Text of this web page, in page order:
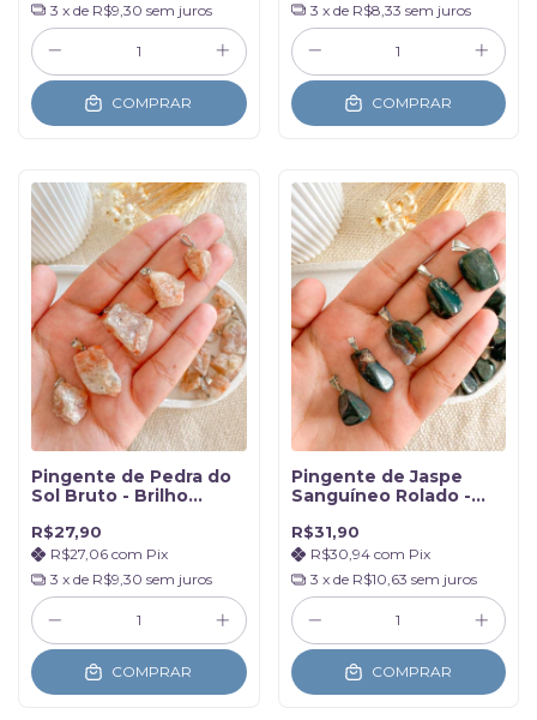
3 x de R$9,30 sem juros
COMPRAR
3 x de R$8,33 sem juros
COMPRAR
Pingente de Pedra do
Sol Bruto - Brilho
R$27,90
R$27,06 com Pix
3 x de R$9,30 sem juros
COMPRAR
Pingente de Jaspe
Sanguíneo Rolado -
R$31,90
R$30,94 com Pix
3 x de R$10,63 sem juros
COMPRAR